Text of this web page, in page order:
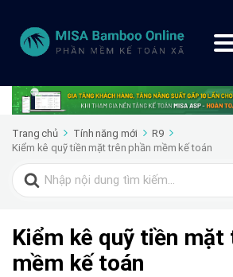
Trang chủ Tính năng mới
R9
Kiểm kê quỹ tiền mặt trên phần mềm kế toán
Search
for:
Kiểm kê quỹ tiền mặt
mềm kế toán